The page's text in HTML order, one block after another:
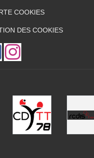
COOKIES
DES COOKIES